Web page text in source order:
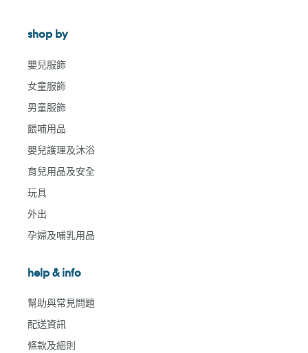
shop by
嬰兒服飾
女童服飾
男童服飾
餵哺用品
嬰兒護理及沐浴
育兒用品及安全
玩具
外出
孕婦及哺乳用品
help & info
幫助與常見問題
配送資訊
條款及細則